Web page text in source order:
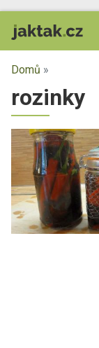
Domů »
rozinky